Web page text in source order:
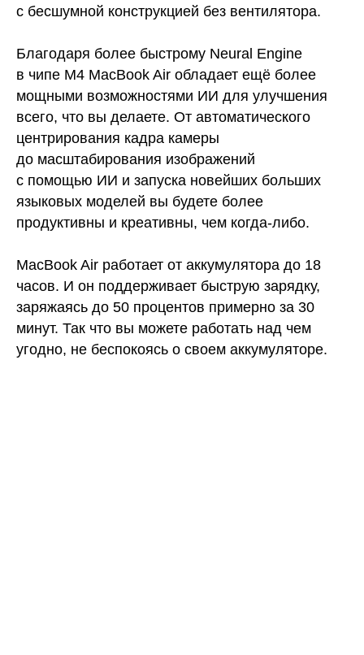
с бесшумной конструкцией без вентилятора.
Благодаря более быстрому Neural Engine
в чипе M4 MacBook Air обладает ещё более
мощными возможностями ИИ для улучшения
всего, что вы делаете. От автоматического
центрирования кадра камеры
до масштабирования изображений
с помощью ИИ и запуска новейших больших
языковых моделей вы будете более
продуктивны и креативны, чем когда-либо.
MacBook Air работает от аккумулятора до 18
часов. И он поддерживает быструю зарядку,
заряжаясь до 50 процентов примерно за 30
минут. Так что вы можете работать над чем
угодно, не беспокоясь о своем аккумуляторе.